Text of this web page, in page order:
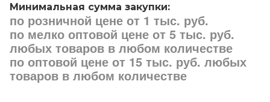
Минимальная сумма закупки:
по розничной цене от 1 тыс. руб.
по мелко оптовой цене от 5 тыс. руб.
любых товаров в любом количестве
по оптовой цене от 15 тыс. руб. любых
товаров в любом количестве